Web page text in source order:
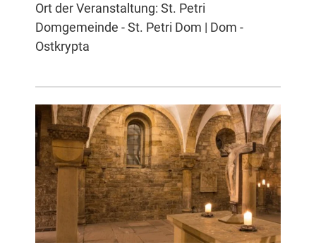
Ort der Veranstaltung: St. Petri
Domgemeinde - St. Petri Dom | Dom -
Ostkrypta